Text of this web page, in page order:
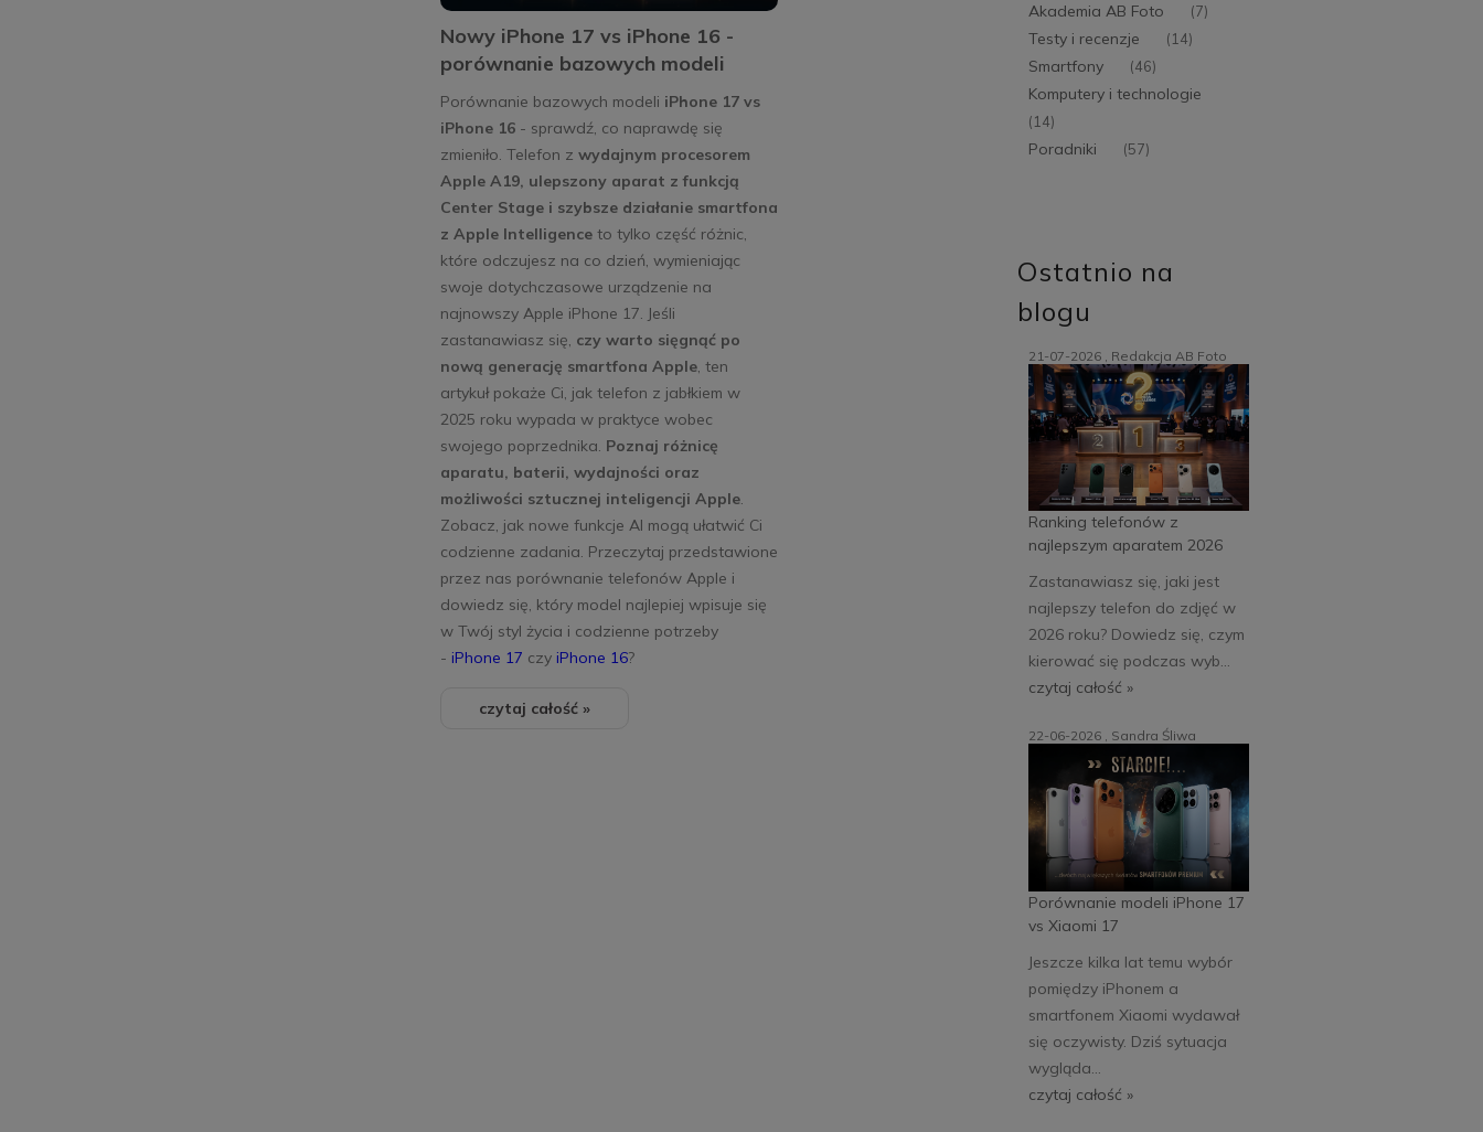
Nowy iPhone 17 vs iPhone 16 -
porównanie bazowych modeli
Porównanie bazowych modeli iPhone 17 vs
iPhone 16 - sprawdź, co naprawdę się
zmieniło. Telefon z wydajnym procesorem
Apple A19, ulepszony aparat z funkcją
Center Stage i szybsze działanie smartfona
z Apple Intelligence to tylko część różnic,
które odczujesz na co dzień, wymieniając
swoje dotychczasowe urządzenie na
najnowszy Apple iPhone 17. Jeśli
zastanawiasz się, czy warto sięgnąć po
nową generację smartfona Apple, ten
artykuł pokaże Ci, jak telefon z jabłkiem w
2025 roku wypada w praktyce wobec
swojego poprzednika. Poznaj różnicę
aparatu, baterii, wydajności oraz
możliwości sztucznej inteligencji Apple.
Zobacz, jak nowe funkcje AI mogą ułatwić Ci
codzienne zadania. Przeczytaj przedstawione
przez nas porównanie telefonów Apple i
dowiedz się, który model najlepiej wpisuje się
w Twój styl życia i codzienne potrzeby
- iPhone 17 czy iPhone 16?
czytaj całość »
Akademia AB Foto (7)
Testy i recenzje (14)
Smartfony (46)
Komputery i technologie
(14)
Poradniki (57)
Ostatnio na
blogu
Ranking telefonów z
najlepszym aparatem 2026
21-07-2026 , Redakcja AB Foto
Zastanawiasz się, jaki jest
najlepszy telefon do zdjęć w
2026 roku? Dowiedz się, czym
kierować się podczas wyb...
czytaj całość »
Porównanie modeli iPhone 17
vs Xiaomi 17
22-06-2026 , Sandra Śliwa
Jeszcze kilka lat temu wybór
pomiędzy iPhonem a
smartfonem Xiaomi wydawał
się oczywisty. Dziś sytuacja
wygląda...
czytaj całość »